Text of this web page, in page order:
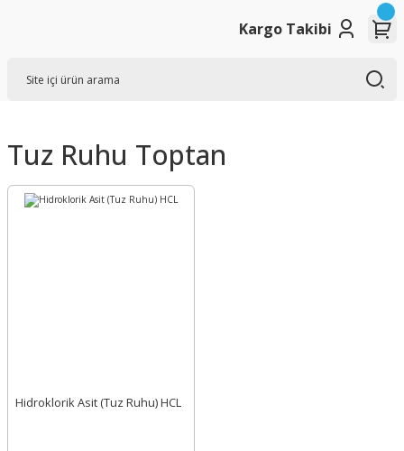
Kargo Takibi
Tuz Ruhu Toptan
Hidroklorik Asit (Tuz Ruhu) HCL